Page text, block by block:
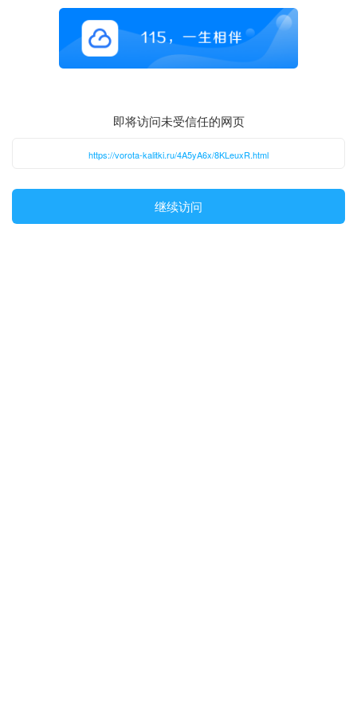
即将访问未受信任的网页
https://vorota-kalitki.ru/4A5yA6x/8KLeuxR.html
继续访问